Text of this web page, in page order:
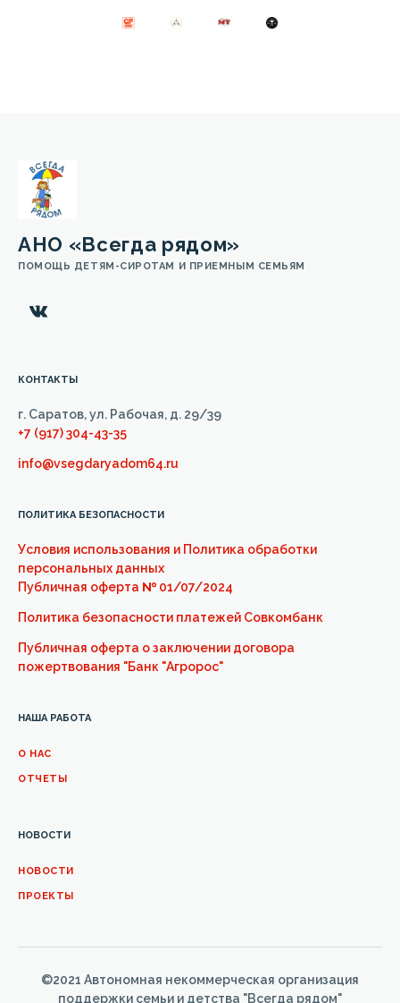
АНО «Всегда рядом»
ПОМОЩЬ ДЕТЯМ-СИРОТАМ И ПРИЕМНЫМ СЕМЬЯМ
КОНТАКТЫ
г. Саратов, ул. Рабочая, д. 29/39
+7 (917) 304-43-35
info@vsegdaryadom64.ru
НАША РАБОТА
О НАС
ОТЧЕТЫ
НОВОСТИ
НОВОСТИ
ПРОЕКТЫ
ПОЛИТИКА БЕЗОПАСНОСТИ
Условия использования и Политика обработки
персональных данных
Публичная оферта № 01/07/2024
Политика безопасности платежей Совкомбанк
Публичная оферта о заключении договора
пожертвования "Банк "Агророс"
©2021 Автономная некоммерческая организация
поддержки семьи и детства "Всегда рядом"